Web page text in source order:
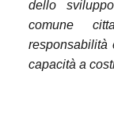
dello
comune
responsabilità
capacità a